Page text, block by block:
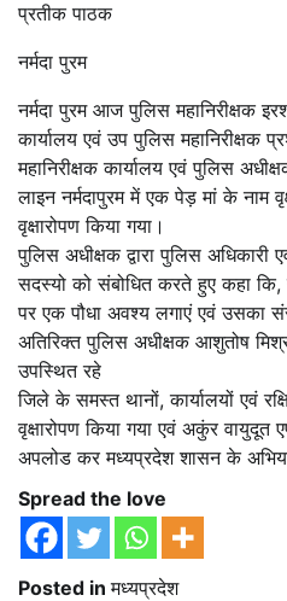
प्रतीक पाठक
नर्मदा पुरम
नर्मदा पुरम आज पुलिस महानिरीक्षक
कार्यालय एवं उप पुलिस महानिरीक्षक
महानिरीक्षक कार्यालय एवं पुलिस
लाइन नर्मदापुरम में एक पेड़ मां के नाम
वृक्षारोपण किया गया।
पुलिस अधीक्षक द्वारा पुलिस अधिकारी
सदस्यो को संबोधित करते हुए कहा
पर एक पौधा अवश्य लगाएं एवं उसका
अतिरिक्त पुलिस अधीक्षक आशुतोष
उपस्थित रहे
जिले के समस्त थानों, कार्यालयों एवं
वृक्षारोपण किया गया एवं अकुंर वायुदूत
अपलोड कर मध्यप्रदेश शासन के
Spread the love
Posted inमध्यप्रदेश